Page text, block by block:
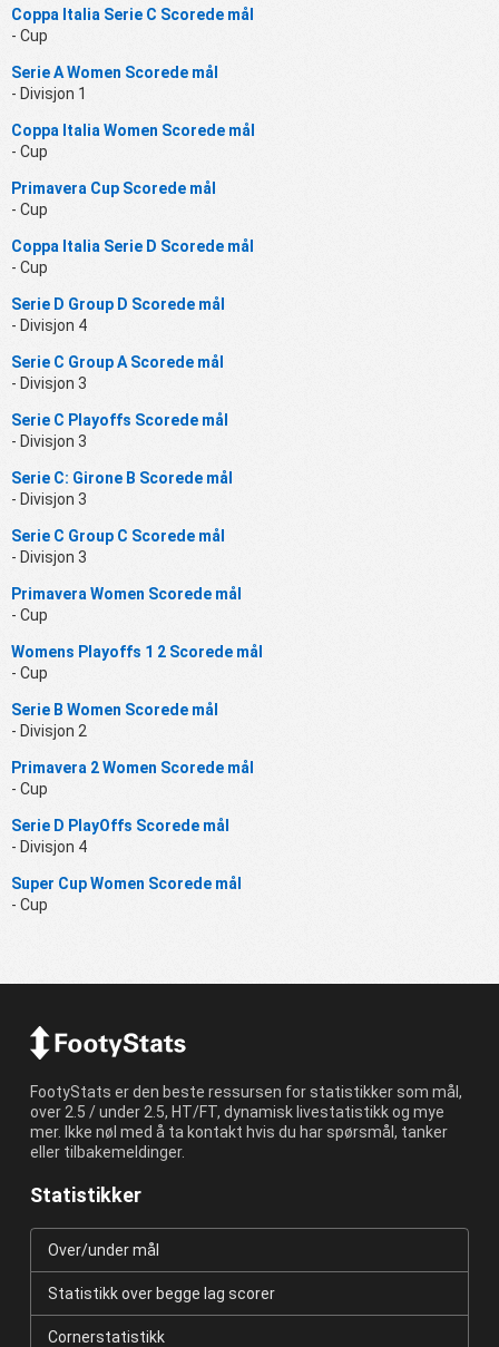
Coppa Italia Serie C Scorede mål
- Cup
Serie A Women Scorede mål
- Divisjon 1
Coppa Italia Women Scorede mål
- Cup
Primavera Cup Scorede mål
- Cup
Coppa Italia Serie D Scorede mål
- Cup
Serie D Group D Scorede mål
- Divisjon 4
Serie C Group A Scorede mål
- Divisjon 3
Serie C Playoffs Scorede mål
- Divisjon 3
Serie C: Girone B Scorede mål
- Divisjon 3
Serie C Group C Scorede mål
- Divisjon 3
Primavera Women Scorede mål
- Cup
Womens Playoffs 1 2 Scorede mål
- Cup
Serie B Women Scorede mål
- Divisjon 2
Primavera 2 Women Scorede mål
- Cup
Serie D PlayOffs Scorede mål
- Divisjon 4
Super Cup Women Scorede mål
- Cup
FootyStats er den beste ressursen for statistikker som mål,
over 2.5 / under 2.5, HT/FT, dynamisk livestatistikk og mye
mer. Ikke nøl med å ta kontakt hvis du har spørsmål, tanker
eller tilbakemeldinger.
Statistikker
Over/under mål
Statistikk over begge lag scorer
Cornerstatistikk